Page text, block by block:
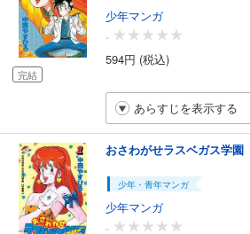
完結
少年マンガ
-
594円 (税込)
あらすじを表示する
おさわがせラスベガス学園
少年・青年マンガ
少年マンガ
-